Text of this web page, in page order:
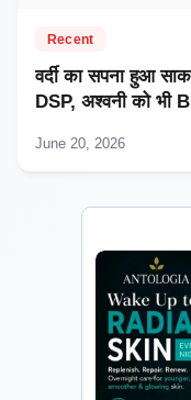
Recent
वर्दी का सपना हुआ
DSP, अश्वनी को भी
June 20, 2026